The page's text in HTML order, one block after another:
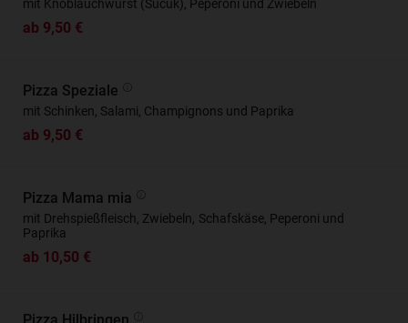
mit Knoblauchwurst (Sucuk), Peperoni und Zwiebeln
ab 9,50 €
Pizza Speziale
mit Schinken, Salami, Champignons und Paprika
ab 9,50 €
Pizza Mama mia
mit Drehspießfleisch, Zwiebeln, Schafskäse, Peperoni und
Paprika
ab 10,50 €